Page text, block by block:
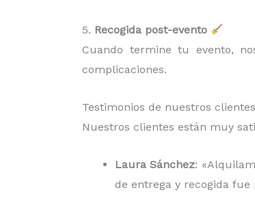
5. Recogida post-evento
Cuando termine tu evento,
complicaciones.
Testimonios de nuestros clientes
Nuestros clientes están muy
Laura Sánchez:
de entrega y recogida fue